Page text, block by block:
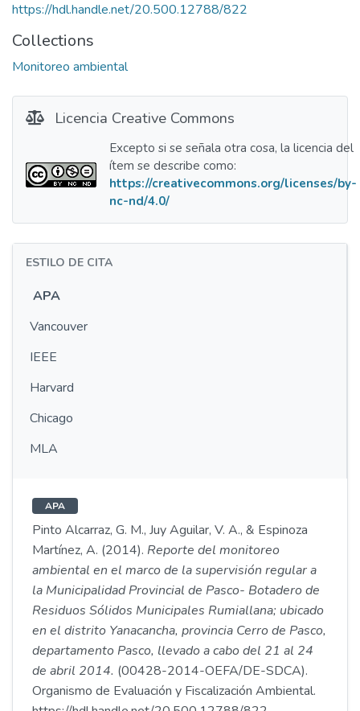
https://hdl.handle.net/20.500.12788/822
Collections
Monitoreo ambiental
Licencia Creative Commons
Excepto si se señala otra cosa, la licencia del
ítem se describe como:
https://creativecommons.org/licenses/by-
nc-nd/4.0/
ESTILO DE CITA
APA
Vancouver
IEEE
Harvard
Chicago
MLA
APA
Pinto Alcarraz, G. M., Juy Aguilar, V. A., & Espinoza
Martínez, A. (2014). Reporte del monitoreo
ambiental en el marco de la supervisión regular a
la Municipalidad Provincial de Pasco- Botadero de
Residuos Sólidos Municipales Rumiallana; ubicado
en el distrito Yanacancha, provincia Cerro de Pasco,
departamento Pasco, llevado a cabo del 21 al 24
de abril 2014. (00428-2014-OEFA/DE-SDCA).
Organismo de Evaluación y Fiscalización Ambiental.